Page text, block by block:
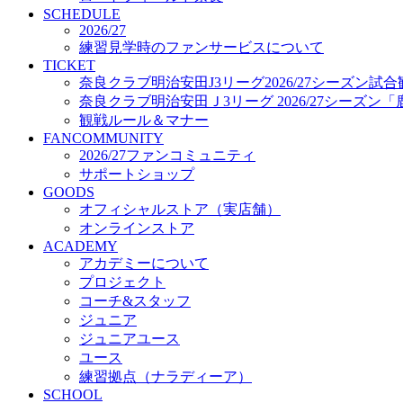
プロジェクト
コーチ&スタッフ
ジュニア
ジュニアユース
ユース
練習拠点（ナラディーア）
SCHOOL
CLUB
2026/27 パートナー企業
パートナー募集
クラブ理念
クラブ情報
サステナビリティ
Web制作支援
応援プロジェクト
SCHEDULE
2026/27
練習見学時のファンサービスについて
TICKET
奈良クラブ明治安田J3リーグ2026/27シーズン試合
奈良クラブ明治安田Ｊ3リーグ 2026/27シーズン「
観戦ルール＆マナー
FANCOMMUNITY
2026/27ファンコミュニティ
サポートショップ
GOODS
オフィシャルストア（実店舗）
オンラインストア
ACADEMY
アカデミーについて
プロジェクト
コーチ&スタッフ
ジュニア
ジュニアユース
ユース
練習拠点（ナラディーア）
SCHOOL